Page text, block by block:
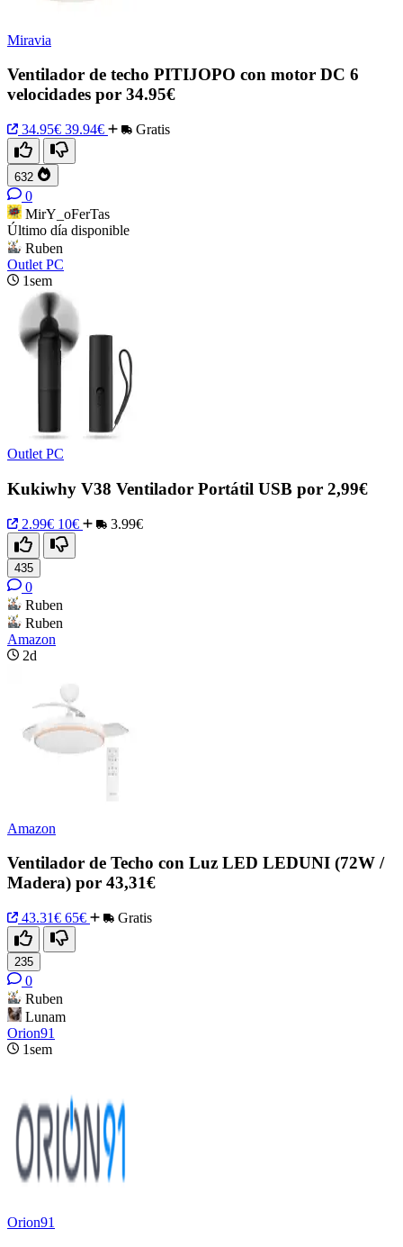
Miravia
Ventilador de techo PITIJOPO con motor DC 6
velocidades por 34.95€
34.95€ 39.94€ Gratis
632
0
MirY_oFerTas
Último día disponible
Ruben
Outlet PC
1sem
Outlet PC
Kukiwhy V38 Ventilador Portátil USB por 2,99€
2.99€ 10€ 3.99€
435
0
Ruben
Ruben
Amazon
2d
Amazon
Ventilador de Techo con Luz LED LEDUNI (72W /
Madera) por 43,31€
43.31€ 65€ Gratis
235
0
Ruben
Lunam
Orion91
1sem
Orion91